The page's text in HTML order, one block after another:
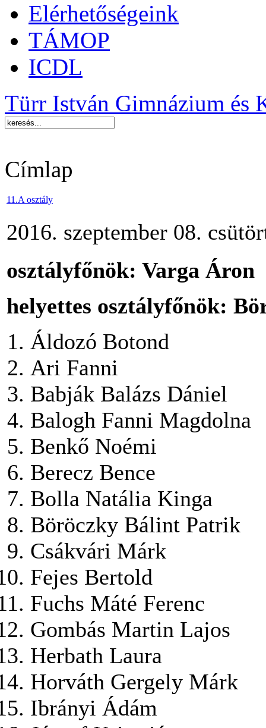
Elérhetőségeink
TÁMOP
ICDL
Türr István Gimnázium és
Címlap
11.A osztály
2016. szeptember 08.
osztályfőnök: Varga Áron
helyettes osztályfőnök:
Áldozó Botond
Ari Fanni
Babják Balázs Dániel
Balogh Fanni Magdolna
Benkő Noémi
Berecz Bence
Bolla Natália Kinga
Böröczky Bálint Patrik
Csákvári Márk
Fejes Bertold
Fuchs Máté Ferenc
Gombás Martin Lajos
Herbath Laura
Horváth Gergely Márk
Ibrányi Ádám